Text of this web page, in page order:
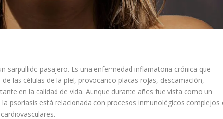
sarpullido pasajero. Es una enfermedad inflamatoria crónica que
las células de la piel, provocando placas rojas, descamación,
en la calidad de vida. Aunque durante años fue vista como un
psoriasis está relacionada con procesos inmunológicos complejos